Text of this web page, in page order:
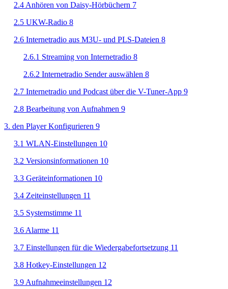
2.4 Anhören von Daisy-Hörbüchern 7
2.5 UKW-Radio 8
2.6 Internetradio aus M3U- und PLS-Dateien 8
2.6.1 Streaming von Internetradio 8
2.6.2 Internetradio Sender auswählen 8
2.7 Internetradio und Podcast über die V-Tuner-App 9
2.8 Bearbeitung von Aufnahmen 9
3. den Player Konfigurieren 9
3.1 WLAN-Einstellungen 10
3.2 Versionsinformationen 10
3.3 Geräteinformationen 10
3.4 Zeiteinstellungen 11
3.5 Systemstimme 11
3.6 Alarme 11
3.7 Einstellungen für die Wiedergabefortsetzung 11
3.8 Hotkey-Einstellungen 12
3.9 Aufnahmeeinstellungen 12